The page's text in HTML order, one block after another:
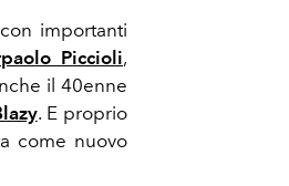
importanti
Piccioli,
il 40enne
. E proprio
come nuovo